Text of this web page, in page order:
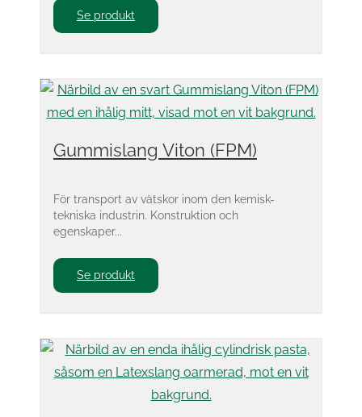
Se produkt
Gummislang Viton (FPM)
För transport av vätskor inom den kemisk-
tekniska industrin. Konstruktion och
egenskaper...
Se produkt